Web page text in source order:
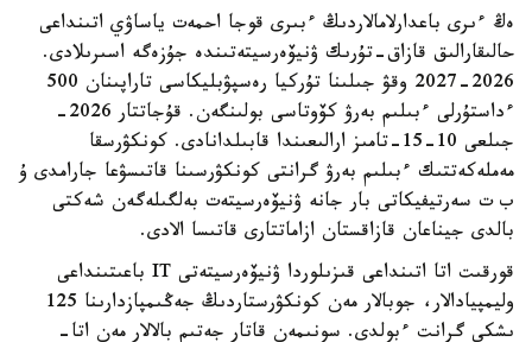
ەڭ ءىرى باعدارلامالاردىڭ ءبىرى قوجا احمەت ياساۋي اتىنداعى
حالىقارالىق قازاق-تۇرىك ۋنيۆەرسيتەتىندە جۇزەگە اسىرىلادى.
2026-2027 وقۋ جىلىنا تۇركيا رەسپۋبليكاسى تاراپىنان 500
ءداستۇرلى ءبىلىم بەرۋ كۆوتاسى بولىنگەن. قۇجاتتار 2026-
جىلعى 10-15-تامىز ارالىعىندا قابىلدانادى. كونكۋرسقا
مەملەكەتتىك ءبىلىم بەرۋ گرانتى كونكۋرسىنا قاتىسۋعا جارامدى ۇ
ب ت سەرتيفيكاتى بار جانە ۋنيۆەرسيتەت بەلگىلەگەن شەكتى
بالدى جيناعان قازاقستان ازاماتتارى قاتىسا الادى.
قورقىت اتا اتىنداعى قىزىلوردا ۋنيۆەرسيتەتى IT باعىتىنداعى
وليمپيادالار، جوبالار مەن كونكۋرستاردىڭ جەڭىمپازدارىنا 125
ىشكى گرانت ءبولدى. سونىمەن قاتار جەتىم بالالار مەن اتا-